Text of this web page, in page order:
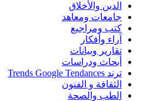
الدين والأخلاق
جامعات ومعاهد
كتب ومراجيع
آراء وأفكار
تقارير وبيانات
أبحاث ودراسات
ترند Trends Google Tendances
الثقافة و الفنون
الطب والصحة